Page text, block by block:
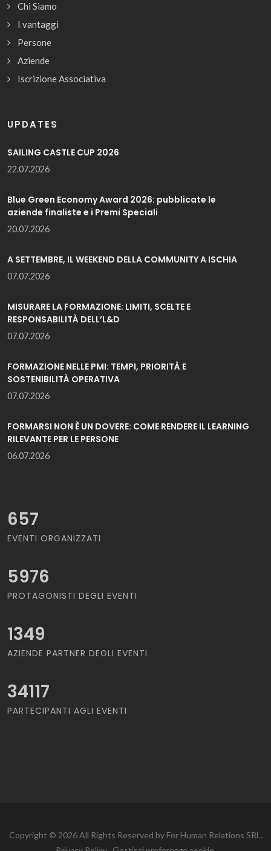
Chi Siamo
I vantaggi
Persone
Aziende
Iscrizione Associativa
UPDATES
SAILING CASTLE CUP 2026
22.07.2026
Blue Green Economy Award 2026: pubblicate le
aziende finaliste e i Premi Speciali
20.07.2026
A SETTEMBRE, IL WEEKEND DELLA COMMUNITY A ISCHIA
07.07.2026
MISURARE LA FORMAZIONE: LIMITI, SCELTE E
RESPONSABILITÀ DELL’L&D
07.07.2026
FORMAZIONE NELLE PMI: TEMPI, PRIORITÀ E
SOSTENIBILITÀ OPERATIVA
07.07.2026
FORMARSI NON È UN DOVERE: COME RENDERE IL LEARNING
RILEVANTE PER LE PERSONE
06.07.2026
657
EVENTI ORGANIZZATI
5976
PROTAGONISTI DEGLI EVENTI
1349
AZIENDE PARTNER DEGLI EVENTI
34117
PARTECIPANTI AGLI EVENTI
Copyright © 2026 All Rights Reserved by For Human Relations SRL.